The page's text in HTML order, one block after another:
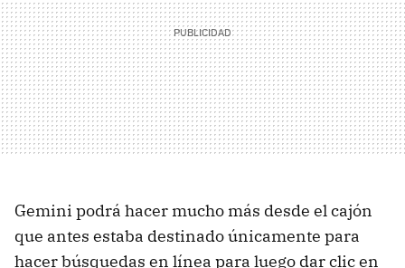
Gemini podrá hacer mucho más desde el cajón
que antes estaba destinado únicamente para
hacer búsquedas en línea para luego dar clic en